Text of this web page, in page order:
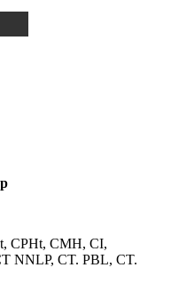
CPHt, CMH, CI,
NNLP, CT. PBL, CT.